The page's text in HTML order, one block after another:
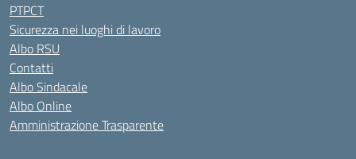
PTPCT
Sicurezza nei luoghi di lavoro
Albo RSU
Contatti
Albo Sindacale
Albo Online
Amministrazione Trasparente